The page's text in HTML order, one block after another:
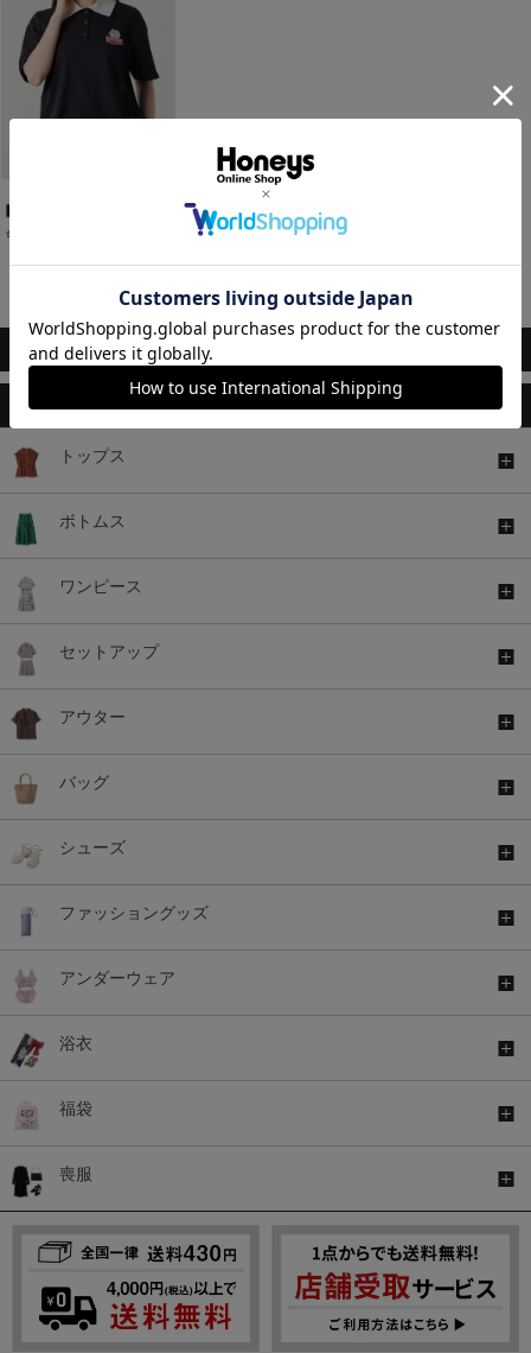
ちいかわ／衿付トップス
1～10件 (全10件)
このアイテムもおすすめ
トップス
ボトムス
ワンピース
セットアップ
アウター
バッグ
シューズ
ファッショングッズ
アンダーウェア
浴衣
福袋
喪服